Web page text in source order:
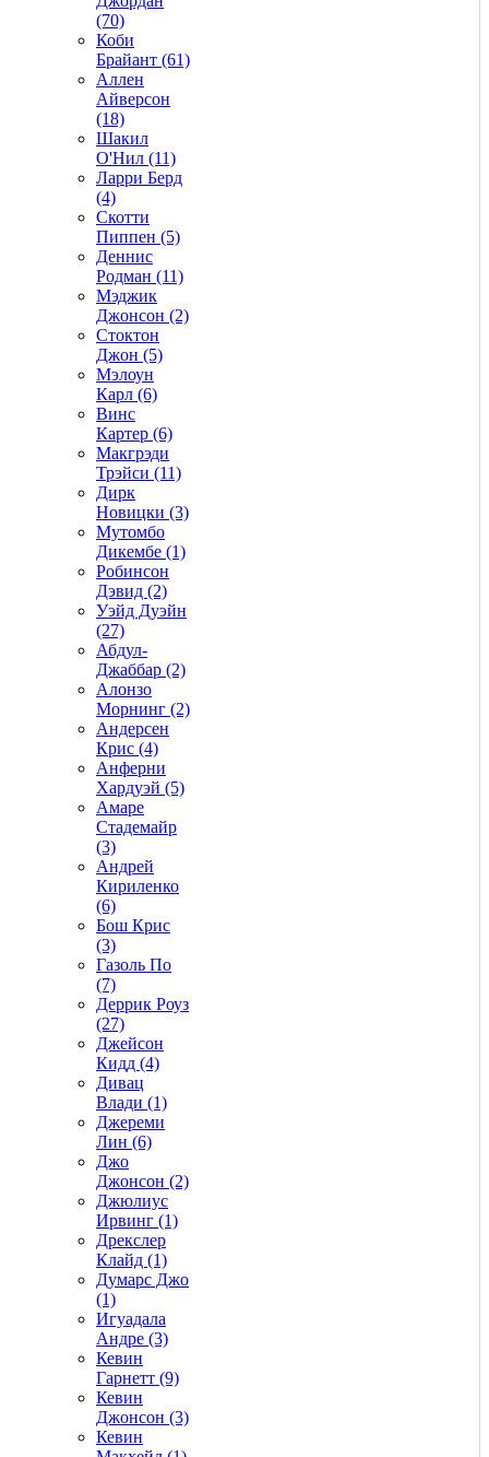
(70)
Коби
Брайант (61)
Аллен
Айверсон
(18)
Шакил
О'Нил (11)
Ларри Берд
(4)
Скотти
Пиппен (5)
Деннис
Родман (11)
Мэджик
Джонсон (2)
Стоктон
Джон (5)
Мэлоун
Карл (6)
Винс
Картер (6)
Макгрэди
Трэйси (11)
Дирк
Новицки (3)
Мутомбо
Дикембе (1)
Робинсон
Дэвид (2)
Уэйд Дуэйн
(27)
Абдул-
Джаббар (2)
Алонзо
Морнинг (2)
Андерсен
Крис (4)
Анферни
Xардуэй (5)
Амаре
Стадемайр
(3)
Андрей
Кириленко
(6)
Бош Крис
(3)
Газоль По
(7)
Деррик Роуз
(27)
Джейсон
Кидд (4)
Дивац
Влади (1)
Джереми
Лин (6)
Джо
Джонсон (2)
Джюлиус
Ирвинг (1)
Дрекслер
Клайд (1)
Думарс Джо
(1)
Игуадала
Андре (3)
Кевин
Гарнетт (9)
Кевин
Джонсон (3)
Кевин